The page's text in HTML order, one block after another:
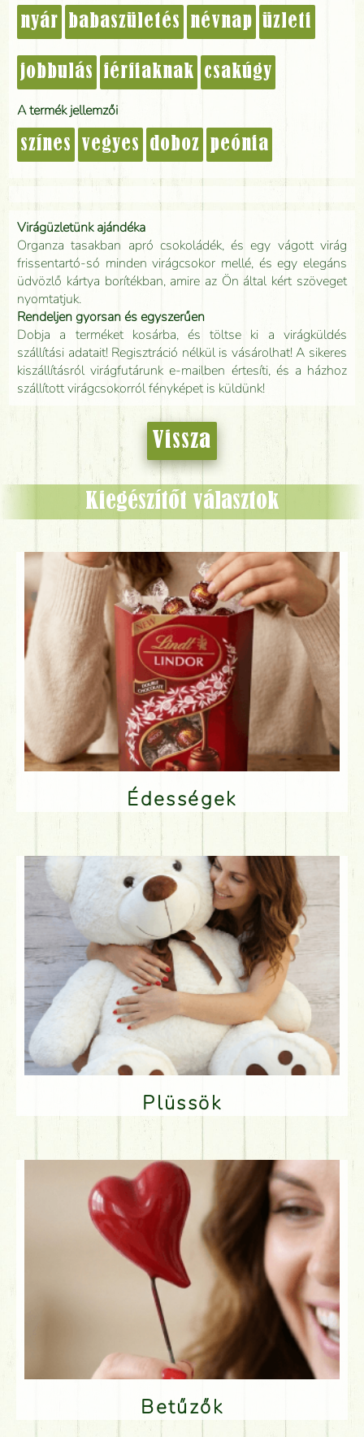
nyár babaszületés névnap üzleti
jobbulás férfiaknak csakúgy
A termék jellemzői
színes vegyes doboz peónia
Virágüzletünk ajándéka
Organza tasakban apró csokoládék, és egy vágott virág
frissentartó-só minden virágcsokor mellé, és egy elegáns
üdvözlő kártya borítékban, amire az Ön által kért szöveget
nyomtatjuk.
Rendeljen gyorsan és egyszerűen
Dobja a terméket kosárba, és töltse ki a virágküldés
szállítási adatait! Regisztráció nélkül is vásárolhat! A sikeres
kiszállításról virágfutárunk e-mailben értesíti, és a házhoz
szállított virágcsokorról fényképet is küldünk!
Vissza
Kiegészítőt választok
Édességek
Plüssök
Betűzők